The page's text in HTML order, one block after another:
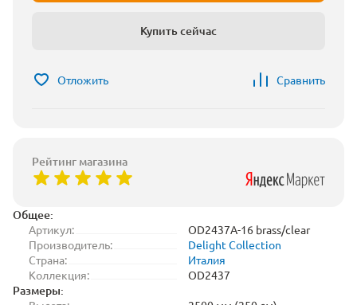
Общее:
Артикул:
OD2437A-16 brass/clear
Производитель:
Delight Collection
Страна:
Италия
Коллекция:
OD2437
Размеры:
Купить сейчас
Отложить Сравнить
Рейтинг магазина